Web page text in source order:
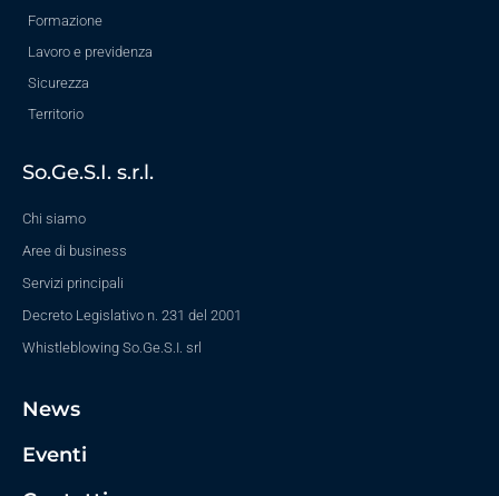
Formazione
Lavoro e previdenza
Sicurezza
Territorio
So.Ge.S.I. s.r.l.
Chi siamo
Aree di business
Servizi principali
Decreto Legislativo n. 231 del 2001
Whistleblowing So.Ge.S.I. srl
News
Eventi